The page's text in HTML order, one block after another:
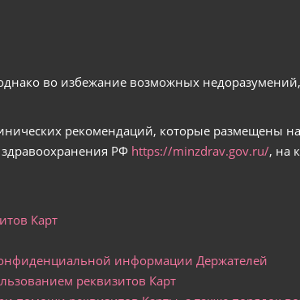
во избежание возможных
рекомендаций, которые размещены
РФ https://minzdrav.gov.ru/, на
Карт
информации Держателей
реквизитов Карт